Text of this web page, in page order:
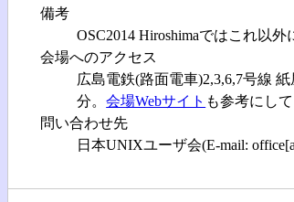
備考
OSC2014 Hiroshimaではこれ以
会場へのアクセス
広島電鉄(路面電車)2,3,6,7号線
分。会場Webサイト も参考にし
問い合わせ先
日本UNIXユーザ会(E-mail: